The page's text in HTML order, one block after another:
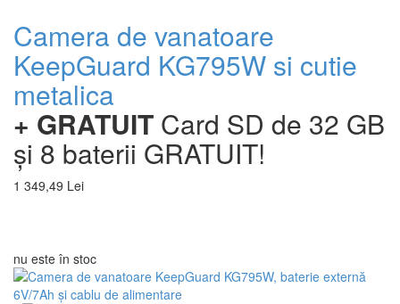
Camera de vanatoare
KeepGuard KG795W si cutie
metalica
+ GRATUIT Card SD de 32 GB
și 8 baterii GRATUIT!
1 349,49 Lei
nu este în stoc